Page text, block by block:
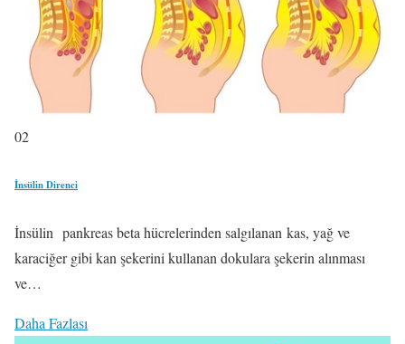
02
İnsülin Direnci
İnsülin pankreas beta hücrelerinden salgılanan kas, yağ ve
karaciğer gibi kan şekerini kullanan dokulara şekerin alınması
ve…
Daha Fazlası